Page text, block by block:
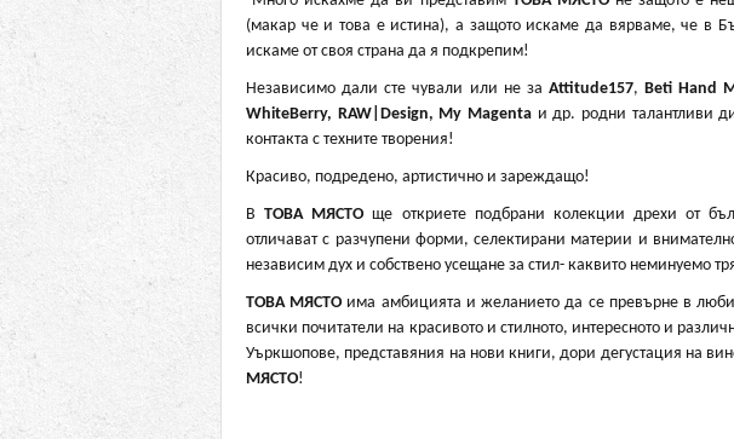
(макар че и това е истина), а защото искаме да вярваме, че в
искаме от своя страна да я подкрепим!
Независимо дали сте чували или не за Attitude157, Beti Hand
WhiteBerry, RAW|Design, My Magenta и др. родни талантливи
контакта с техните творения!
Красиво, подредено, артистично и зареждащо!
ВТОВА МЯСТОще откриете подбрани колекции дрехи от
отличават с разчупени форми, селектирани материи и
независим дух и собствено усещане за стил- каквито неминуемо
ТОВА МЯСТОима амбицията и желанието да се превърне в
всички почитатели на красивото и стилното, интересното и
Уъркшопове, представяния на нови книги, дори дегустация на
МЯСТО!